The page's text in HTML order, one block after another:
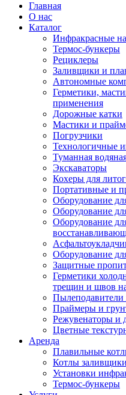
Главная
О нас
Каталог
Инфракрасные
Термос-бункеры
Рециклеры
Заливщики и
Автономные
Герметики,
применения
Дорожные катки
Мастики и
Погрузчики
Технологичные
Туманная
Экскаваторы
Кохеры для
Портативные и
Оборудование
Оборудование
Оборудование
Оборудование
Защитные
Герметики
трещин и швов
Праймеры и
Режувенаторы и
Цветные
Аренда
Плавильные
Котлы
Установки
Термос-бункеры